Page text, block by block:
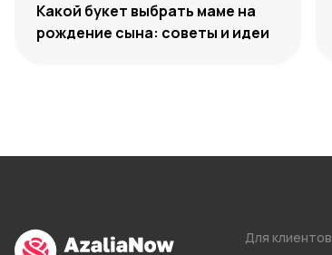
Какой букет выбрать маме на
рождение сына: советы и идеи
Для клиентов